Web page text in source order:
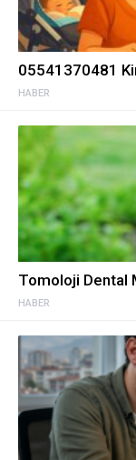
HABER
05541370481
HABER
Tomoloji Dental